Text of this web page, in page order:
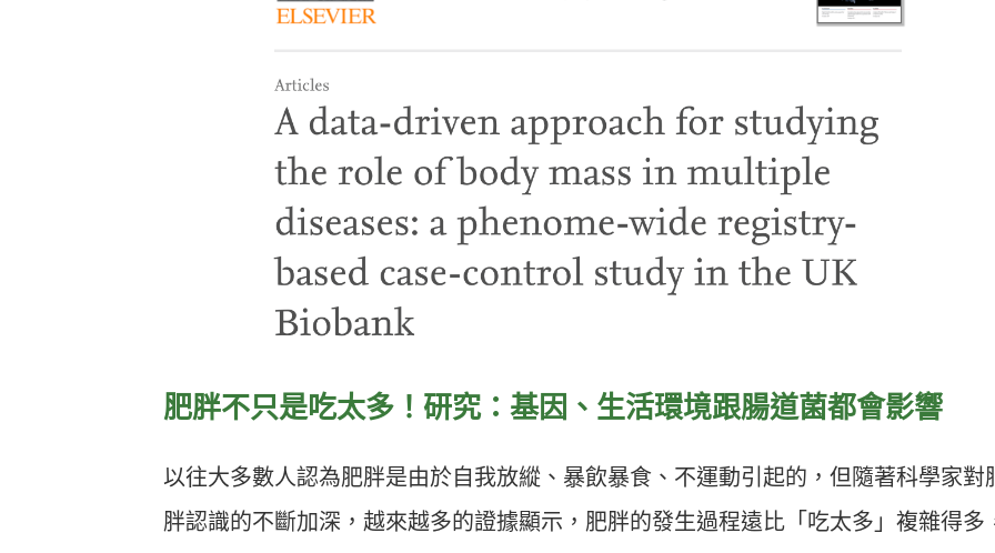
肥胖不只是吃太多！研究：基因、生活環境跟腸道菌都會影響
以往大多數人認為肥胖是由於自我放縱、暴飲暴食、不運動引起的，但隨著科學家對
胖認識的不斷加深，越來越多的證據顯示，肥胖的發生過程遠比「吃太多」複雜得多